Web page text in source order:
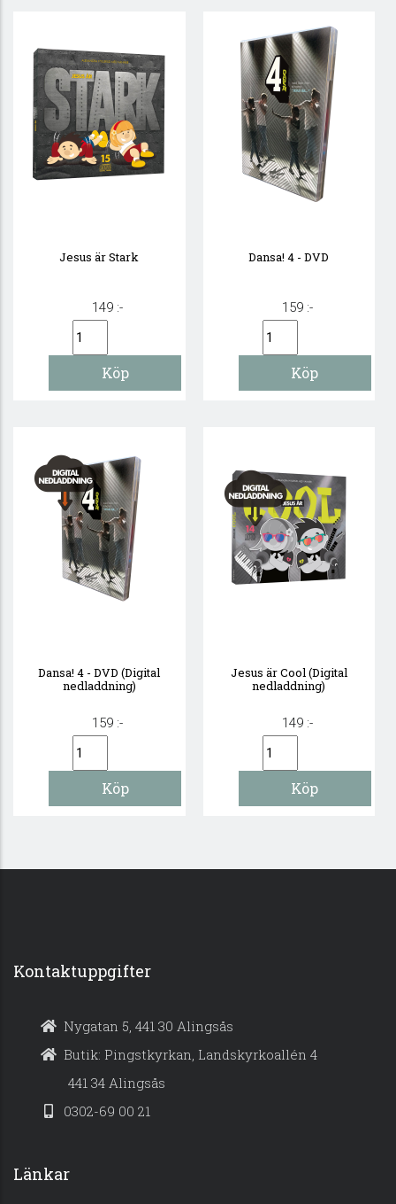
Jesus är Stark
149 :-
Dansa! 4 - DVD
159 :-
Dansa! 4 - DVD (Digital
nedladdning)
159 :-
Jesus är Cool (Digital
nedladdning)
149 :-
Kontaktuppgifter
Nygatan 5, 441 30 Alingsås
Butik: Pingstkyrkan, Landskyrkoallén 4
441 34 Alingsås
0302-69 00 21
Länkar